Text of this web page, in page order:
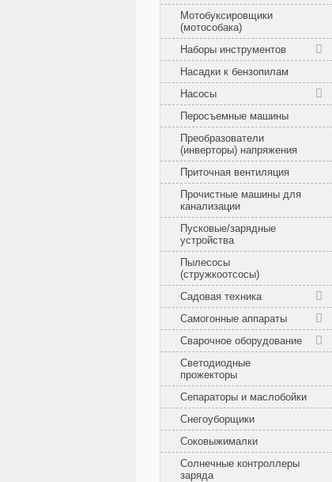
Мотобуксировщики
(мотособака)
Наборы инструментов
Насадки к бензопилам
Насосы
Перосъемные машины
Преобразователи
(инверторы) напряжения
Приточная вентиляция
Прочистные машины для
канализации
Пусковые/зарядные
устройства
Пылесосы
(стружкоотсосы)
Садовая техника
Самогонные аппараты
Сварочное оборудование
Светодиодные
прожекторы
Сепараторы и маслобойки
Снегоуборщики
Соковыжималки
Солнечные контроллеры
заряда